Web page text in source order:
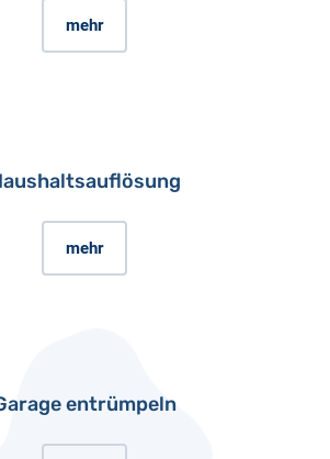
mehr
mehr
entrümpeln